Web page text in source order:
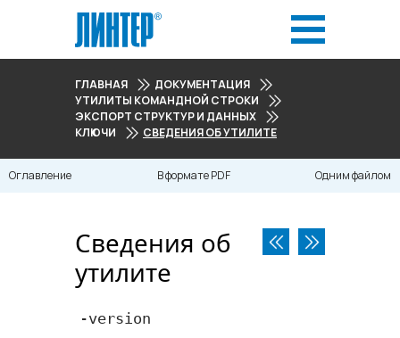
ГЛАВНАЯ
ДОКУМЕНТАЦИЯ
УТИЛИТЫ КОМАНДНОЙ СТРОКИ
ЭКСПОРТ СТРУКТУР И ДАННЫХ
КЛЮЧИ
СВЕДЕНИЯ ОБ УТИЛИТЕ
Оглавление В формате PDF Одним файлом
Сведения об
утилите
-version